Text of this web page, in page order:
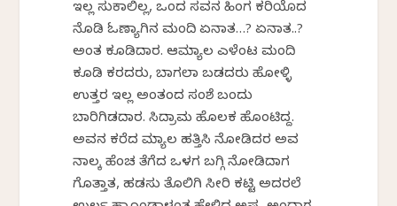
ಇಲ್ಲ ಸುಕಾಲಿಲ್ಲ, ಒಂದ ಸವನ ಹಿಂಗ ಕರಿಯೊದ
ನೊಡಿ ಓಣ್ಯಾಗಿನ ಮಂದಿ ಏನಾತ…? ಏನಾತ..?
ಅಂತ ಕೂಡಿದಾರ. ಆಮ್ಯಾಲ ಎಳೆಂಟ ಮಂದಿ
ಕೂಡಿ ಕರದರು, ಬಾಗಲಾ ಬಡದರು ಹೋಳ್ಳಿ
ಉತ್ತರ ಇಲ್ಲ ಅಂತಂದ ಸಂಶೆ ಬಂದು
ಬಾರಿಗಿಡದಾರ. ಸಿದ್ರಾಮ ಹೊಲಕ ಹೊಂಟಿದ್ದ.
ಅವನ ಕರೆದ ಮ್ಯಾಲ ಹತ್ತಿಸಿ ನೋಡಿದರ ಅವ
ನಾಲ್ಕ ಹೆಂಚ ತೆಗೆದ ಒಳಗ ಬಗ್ಗಿ ನೋಡಿದಾಗ
ಗೊತ್ತಾತ, ಹಡಸು ತೊಲಿಗಿ ಸೀರಿ ಕಟ್ಟಿ ಅದರಲೆ